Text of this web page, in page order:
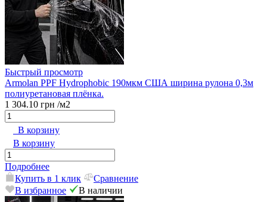
Быстрый просмотр
Armolan PPF Hydrophobic 190мкм США ширина рулона 0,3м
полиуретановая плёнка.
1 304.10 грн /м2
В корзину
В корзину
Подробнее
Купить в 1 клик
Сравнение
В избранное
В наличии